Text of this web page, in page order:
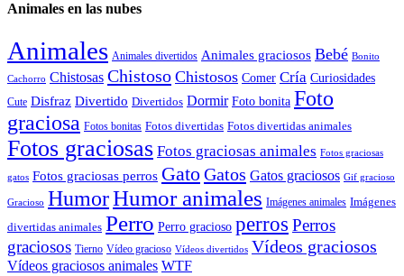
Animales en las nubes
Animales Animales divertidos Animales graciosos Bebé Bonito
Cachorro Chistosas Chistoso Chistosos Comer Cría Curiosidades
Cute Disfraz Divertido Divertidos Dormir Foto bonita Foto
graciosa Fotos bonitas Fotos divertidas Fotos divertidas animales
Fotos graciosas Fotos graciosas animales Fotos graciosas
gatos Fotos graciosas perros GatoGatos Gatos graciosos Gif gracioso
Gracioso HumorHumor animales Imágenes animales Imágenes
divertidas animales Perro Perro gracioso perros Perros
graciosos Tierno Vídeo gracioso Vídeos divertidos Vídeos graciosos
Vídeos graciosos animales WTF